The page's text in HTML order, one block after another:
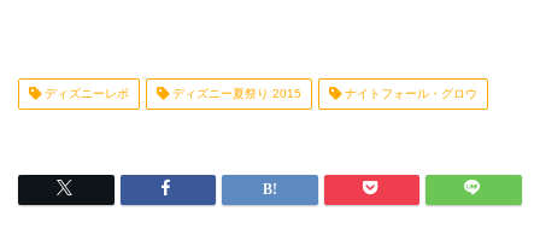
ディズニーレポ ディズニー夏祭り 2015 ナイトフォール・グロウ